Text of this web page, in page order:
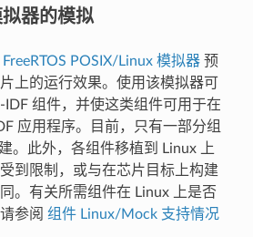
器的模拟
FreeRTOS POSIX/Linux 模拟器预
上的运行效果。使用该模拟器可
IDF 组件，并使这类组件可用于在
应用程序。目前，只有一部分组
。此外，各组件移植到 Linux 上
到限制，或与在芯片目标上构建
。有关所需组件在 Linux 上是否
参阅 组件 Linux/Mock 支持情况